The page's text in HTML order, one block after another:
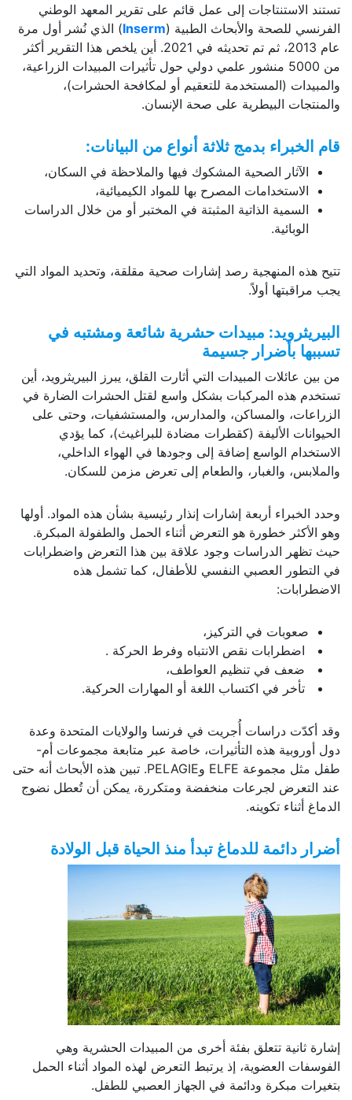
تستند الاستنتاجات إلى عمل قائم على تقرير المعهد الوطني
الفرنسي للصحة والأبحاث الطبية (Inserm) الذي نُشر أول مرة
عام 2013، ثم تم تحديثه في 2021. أين يلخص هذا التقرير أكثر
من 5000 منشور علمي دولي حول تأثيرات المبيدات الزراعية،
والمبيدات (المستخدمة للتعقيم أو لمكافحة الحشرات)،
والمنتجات البيطرية على صحة الإنسان.
قام الخبراء بدمج ثلاثة أنواع من البيانات:
الآثار الصحية المشكوك فيها والملاحظة في السكان،
الاستخدامات المصرح بها للمواد الكيميائية،
السمية الذاتية المثبتة في المختبر أو من خلال الدراسات
الوبائية.
تتيح هذه المنهجية رصد إشارات صحية مقلقة، وتحديد المواد التي
يجب مراقبتها أولاً.
البيريثرويد: مبيدات حشرية شائعة ومشتبه في
تسببها بأضرار جسيمة
من بين عائلات المبيدات التي أثارت القلق، يبرز البيريثرويد، أين
تستخدم هذه المركبات بشكل واسع لقتل الحشرات الضارة في
الزراعات، والمساكن، والمدارس، والمستشفيات، وحتى على
الحيوانات الأليفة (كقطرات مضادة للبراغيث)، كما يؤدي
الاستخدام الواسع إضافة إلى وجودها في الهواء الداخلي،
والملابس، والغبار، والطعام إلى تعرض مزمن للسكان.
وحدد الخبراء أربعة إشارات إنذار رئيسية بشأن هذه المواد. أولها
وهو الأكثر خطورة هو التعرض أثناء الحمل والطفولة المبكرة.
حيث تظهر الدراسات وجود علاقة بين هذا التعرض واضطرابات
في التطور العصبي النفسي للأطفال، كما تشمل هذه
الاضطرابات:
صعوبات في التركيز،
اضطرابات نقص الانتباه وفرط الحركة .
ضعف في تنظيم العواطف،
تأخر في اكتساب اللغة أو المهارات الحركية.
وقد أكدّت دراسات أُجريت في فرنسا والولايات المتحدة وعدة
دول أوروبية هذه التأثيرات، خاصة عبر متابعة مجموعات أم-
طفل مثل مجموعة ELFE وPELAGIE. تبين هذه الأبحاث أنه حتى
عند التعرض لجرعات منخفضة ومتكررة، يمكن أن تُعطل نضوج
الدماغ أثناء تكوينه.
أضرار دائمة للدماغ تبدأ منذ الحياة قبل الولادة
إشارة ثانية تتعلق بفئة أخرى من المبيدات الحشرية وهي
الفوسفات العضوية، إذ يرتبط التعرض لهذه المواد أثناء الحمل
بتغيرات مبكرة ودائمة في الجهاز العصبي للطفل.